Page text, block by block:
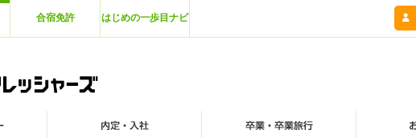
合宿免許 はじめの一歩目ナビ